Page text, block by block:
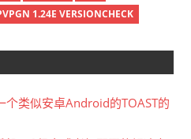
1.24E VERSIONCHECK
个类似安卓Android的TOAST的